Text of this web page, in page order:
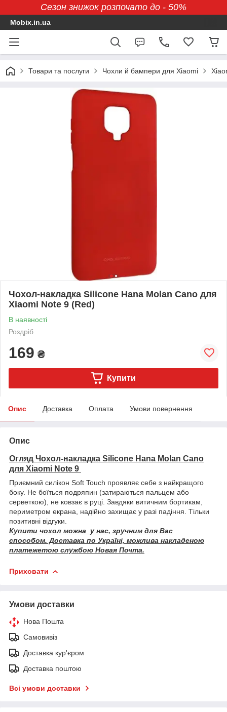
Сезон знижок розпочато до - 50%
Mobix.in.ua
Товари та послуги Чохли й бампери для Xiaomi
Чохол-накладка Silicone Hana Molan Cano для
Xiaomi Note 9 (Red)
В наявності
Роздріб
169 ₴
Купити
Опис Доставка Оплата Умови повернення
Опис
Огляд Чохол-накладка Silicone Hana Molan Cano
для Xiaomi Note 9
Приємний силікон Soft Touch проявляє себе з найкращого
боку. Не боїться подряпин (затираються пальцем або
серветкою), не ковзає в руці. Завдяки витичним бортикам,
периметром екрана, надійно захищає у разі падіння. Тільки
позитивні відгуки.
Купити чохол можна у нас, зручним для Вас
способом. Доставка по Україні, можлива накладеною
платежетою службою Новая Почта.
Приховати
Умови доставки
Нова Пошта
Самовивіз
Доставка кур'єром
Доставка поштою
Всі умови доставки